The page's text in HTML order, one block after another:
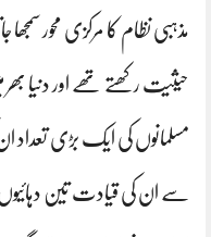
مذہبی نظام کا مرکزی محور سمجھا
حیثیت رکھتے تھے اور دنیا
مسلمانوں کی ایک بڑی تعداد
سے ان کی قیادت تین